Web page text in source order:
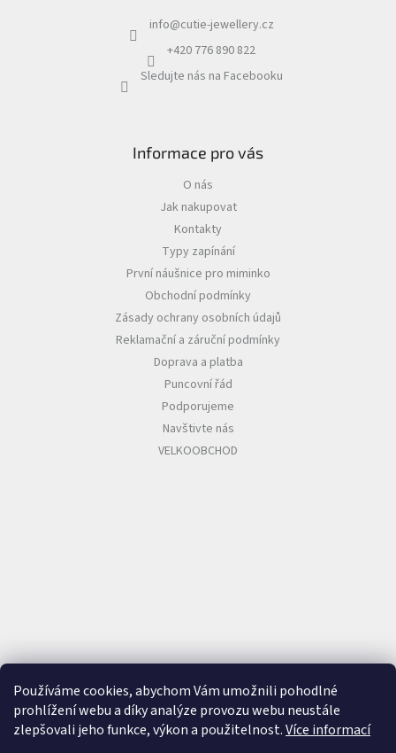
Používáme cookies, abychom Vám umožnili pohodlné
prohlížení webu a díky analýze provozu webu neustále
zlepšovali jeho funkce, výkon a použitelnost.Více informací
info@cutie-jewellery.cz
+420 776 890 822
Sledujte nás na Facebooku
Informace pro vás
O nás
Jak nakupovat
Kontakty
Typy zapínání
První náušnice pro miminko
Obchodní podmínky
Zásady ochrany osobních údajů
Reklamační a záruční podmínky
Doprava a platba
Puncovní řád
Podporujeme
Navštivte nás
VELKOOBCHOD